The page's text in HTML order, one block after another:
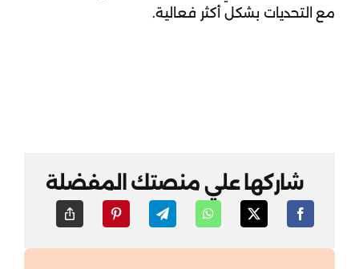
مع التحديات بشكل أكثر فعالية.
شاركها علي منصتك المفضلة